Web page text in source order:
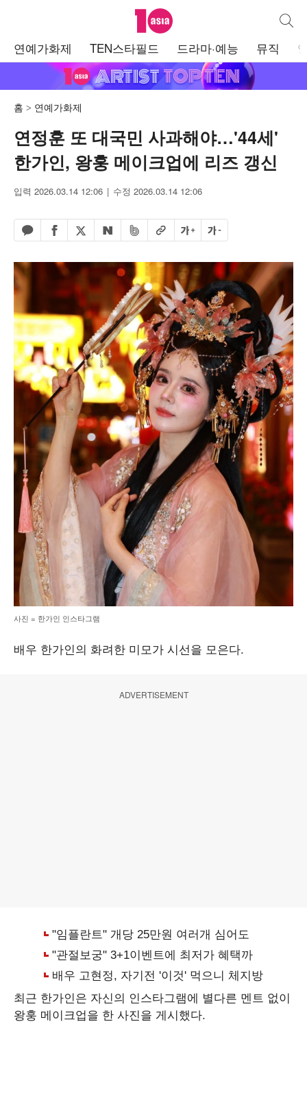
텐아시아 통합
연예가화제 TEN스타필드 드라마·예능 뮤직
홈 연예가화제
연정훈 또 대국민 사과해야…'44세'
한가인, 왕훙 메이크업에 리즈 갱신
입력 2026.03.14 12:06 수정 2026.03.14 12:06
카카오톡 공유하기
페이스북 공유하기
엑스 공유하기
네이버 공유하기
밴드 공유하기
URL복사글자 크게글자 작게
사진 = 한가인 인스타그램
배우 한가인의 화려한 미모가 시선을 모은다.
ADVERTISEMENT
최근 한가인은 자신의 인스타그램에 별다른 멘트 없이
왕훙 메이크업을 한 사진을 게시했다.